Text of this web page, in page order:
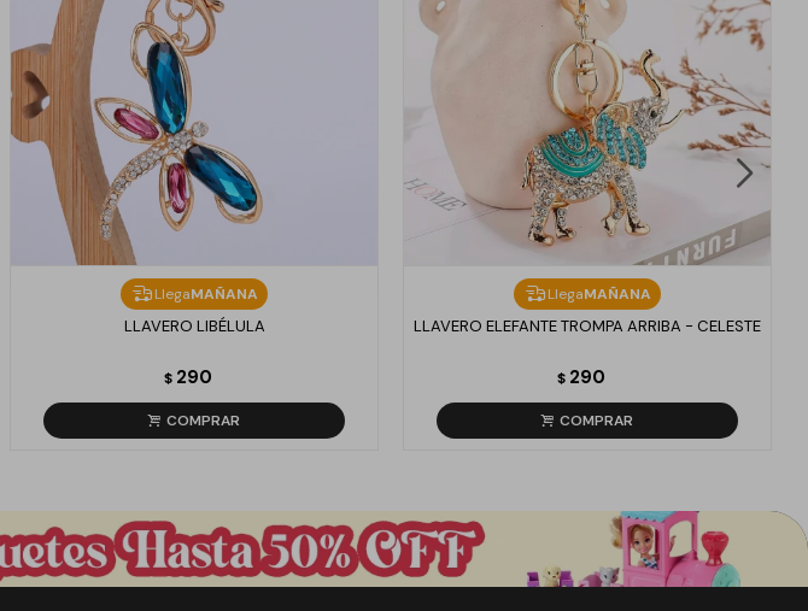
LlegaMAÑANA
LLAVERO LIBÉLULA
$ 290
LlegaMAÑANA
LLAVERO ELEFANTE TROMPA ARRIBA - CELESTE
$ 290